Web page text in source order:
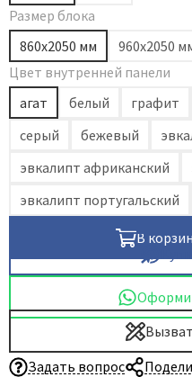
Размер блока
860x2050 мм
960х2050
Цвет внутренней панели
агат
белый графит
серый
бежевый
эвкалипт африканский
эвкалипт португальский
В
Задать вопрос